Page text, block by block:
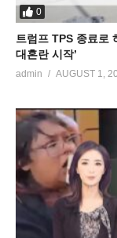
0
트럼프 TPS 종료로
대혼란 시작’
admin AUGUST 1,